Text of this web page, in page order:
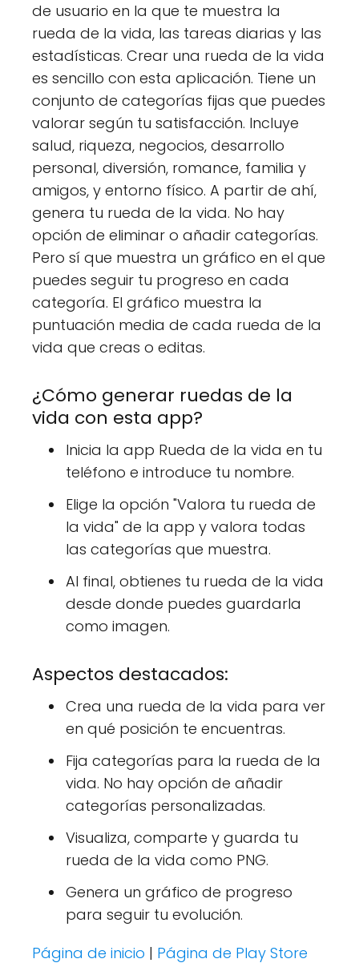
de usuario en la que te muestra la
rueda de la vida, las tareas diarias y las
estadísticas. Crear una rueda de la vida
es sencillo con esta aplicación. Tiene un
conjunto de categorías fijas que puedes
valorar según tu satisfacción. Incluye
salud, riqueza, negocios, desarrollo
personal, diversión, romance, familia y
amigos, y entorno físico. A partir de ahí,
genera tu rueda de la vida. No hay
opción de eliminar o añadir categorías.
Pero sí que muestra un gráfico en el que
puedes seguir tu progreso en cada
categoría. El gráfico muestra la
puntuación media de cada rueda de la
vida que creas o editas.
¿Cómo generar ruedas de la
vida con esta app?
Inicia la app Rueda de la vida en tu
teléfono e introduce tu nombre.
Elige la opción "Valora tu rueda de
la vida" de la app y valora todas
las categorías que muestra.
Al final, obtienes tu rueda de la vida
desde donde puedes guardarla
como imagen.
Aspectos destacados:
Crea una rueda de la vida para ver
en qué posición te encuentras.
Fija categorías para la rueda de la
vida. No hay opción de añadir
categorías personalizadas.
Visualiza, comparte y guarda tu
rueda de la vida como PNG.
Genera un gráfico de progreso
para seguir tu evolución.
Página de inicio | Página de Play Store